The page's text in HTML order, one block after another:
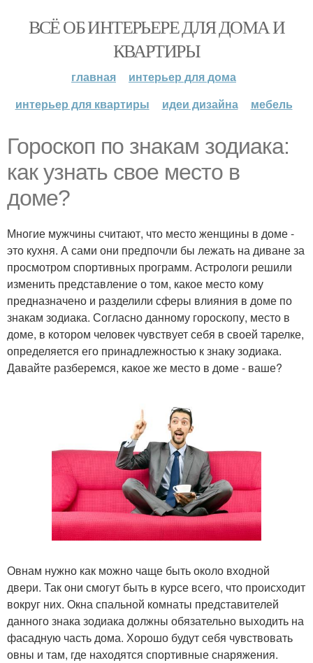
ВСЁ ОБ ИНТЕРЬЕРЕ ДЛЯ ДОМА И
КВАРТИРЫ
главная
интерьер для дома
интерьер для квартиры
идеи дизайна мебель
Гороскоп по знакам зодиака:
как узнать свое место в
доме?
Многие мужчины считают, что место женщины в доме -
это кухня. А сами они предпочли бы лежать на диване за
просмотром спортивных программ. Астрологи решили
изменить представление о том, какое место кому
предназначено и разделили сферы влияния в доме по
знакам зодиака. Согласно данному гороскопу, место в
доме, в котором человек чувствует себя в своей тарелке,
определяется его принадлежностью к знаку зодиака.
Давайте разберемся, какое же место в доме - ваше?
Овнам нужно как можно чаще быть около входной
двери. Так они смогут быть в курсе всего, что происходит
вокруг них. Окна спальной комнаты представителей
данного знака зодиака должны обязательно выходить на
фасадную часть дома. Хорошо будут себя чувствовать
овны и там, где находятся спортивные снаряжения.